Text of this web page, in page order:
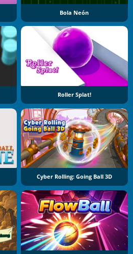
Bola Neón
Roller Splat!
Cyber Rolling: Going Ball 3D